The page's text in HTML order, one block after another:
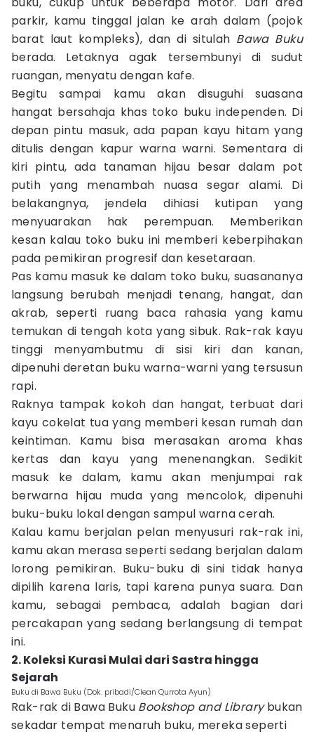
parkir, kamu tinggal jalan ke arah dalam (pojok
barat laut kompleks), dan di situlah Bawa Buku
berada. Letaknya agak tersembunyi di sudut
ruangan, menyatu dengan kafe.
Begitu sampai kamu akan disuguhi suasana
hangat bersahaja khas toko buku independen. Di
depan pintu masuk, ada papan kayu hitam yang
ditulis dengan kapur warna warni. Sementara di
kiri pintu, ada tanaman hijau besar dalam pot
putih yang menambah nuasa segar alami. Di
belakangnya, jendela dihiasi kutipan yang
menyuarakan hak perempuan. Memberikan
kesan kalau toko buku ini memberi keberpihakan
pada pemikiran progresif dan kesetaraan.
Pas kamu masuk ke dalam toko buku, suasananya
langsung berubah menjadi tenang, hangat, dan
akrab, seperti ruang baca rahasia yang kamu
temukan di tengah kota yang sibuk. Rak-rak kayu
tinggi menyambutmu di sisi kiri dan kanan,
dipenuhi deretan buku warna-warni yang tersusun
rapi.
Raknya tampak kokoh dan hangat, terbuat dari
kayu cokelat tua yang memberi kesan rumah dan
keintiman. Kamu bisa merasakan aroma khas
kertas dan kayu yang menenangkan. Sedikit
masuk ke dalam, kamu akan menjumpai rak
berwarna hijau muda yang mencolok, dipenuhi
buku-buku lokal dengan sampul warna cerah.
Kalau kamu berjalan pelan menyusuri rak-rak ini,
kamu akan merasa seperti sedang berjalan dalam
lorong pemikiran. Buku-buku di sini tidak hanya
dipilih karena laris, tapi karena punya suara. Dan
kamu, sebagai pembaca, adalah bagian dari
percakapan yang sedang berlangsung di tempat
ini.
2. Koleksi Kurasi Mulai dari Sastra hingga
Sejarah
Buku di Bawa Buku (Dok. pribadi/Clean Qurrota Ayun)
Rak-rak di Bawa Buku Bookshop and Librarybukan
sekadar tempat menaruh buku, mereka seperti